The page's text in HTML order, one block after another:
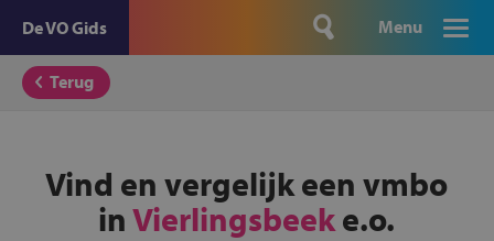
De VO Gids Menu
Terug
Vind en vergelijk een vmbo
inVierlingsbeeke.o.